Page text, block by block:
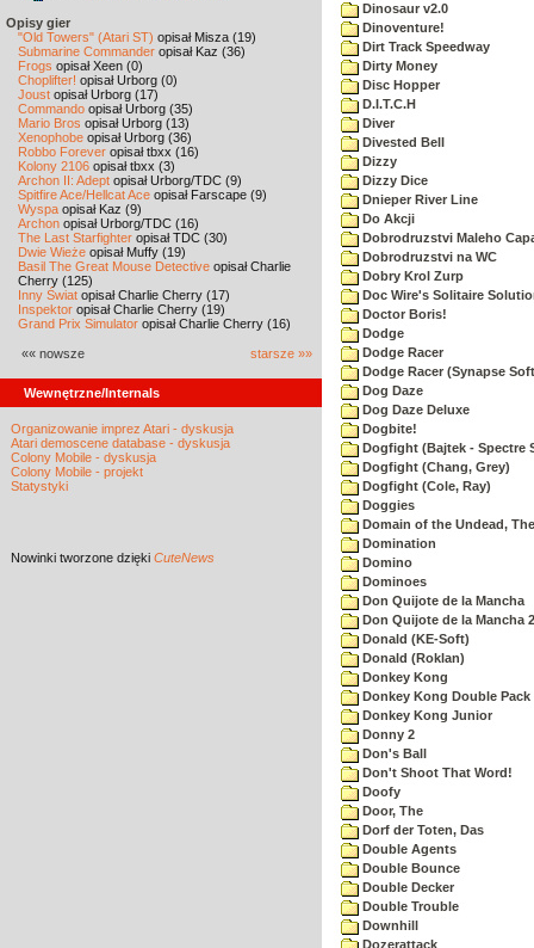
Opisy gier
"Old Towers" (Atari ST) opisał Misza (19)
Submarine Commander opisał Kaz (36)
Frogs opisał Xeen (0)
Choplifter! opisał Urborg (0)
Joust opisał Urborg (17)
Commando opisał Urborg (35)
Mario Bros opisał Urborg (13)
Xenophobe opisał Urborg (36)
Robbo Forever opisał tbxx (16)
Kolony 2106 opisał tbxx (3)
Archon II: Adept opisał Urborg/TDC (9)
Spitfire Ace/Hellcat Ace opisał Farscape (9)
Wyspa opisał Kaz (9)
Archon opisał Urborg/TDC (16)
The Last Starfighter opisał TDC (30)
Dwie Wieże opisał Muffy (19)
Basil The Great Mouse Detective opisał Charlie
Cherry (125)
Inny Świat opisał Charlie Cherry (17)
Inspektor opisał Charlie Cherry (19)
Grand Prix Simulator opisał Charlie Cherry (16)
«« nowsze starsze »»
Wewnętrzne/Internals
Organizowanie imprez Atari - dyskusja
Atari demoscene database - dyskusja
Colony Mobile - dyskusja
Colony Mobile - projekt
Statystyki
Nowinki tworzone dzięki CuteNews
Dinosaur v2.0
Dinoventure!
Dirt Track Speedway
Dirty Money
Disc Hopper
D.I.T.C.H
Diver
Divested Bell
Dizzy
Dizzy Dice
Dnieper River Line
Do Akcji
Dobrodruzstvi Maleho
Dobrodruzstvi na WC
Dobry Krol Zurp
Doc Wire's Solitaire
Doctor Boris!
Dodge
Dodge Racer
Dodge Racer (Synapse
Dog Daze
Dog Daze Deluxe
Dogbite!
Dogfight (Bajtek - Spectre
Dogfight (Chang, Grey)
Dogfight (Cole, Ray)
Doggies
Domain of the Undead, The
Domination
Domino
Dominoes
Don Quijote de la Mancha
Don Quijote de la Mancha 2
Donald (KE-Soft)
Donald (Roklan)
Donkey Kong
Donkey Kong Double Pack
Donkey Kong Junior
Donny 2
Don's Ball
Don't Shoot That Word!
Doofy
Door, The
Dorf der Toten, Das
Double Agents
Double Bounce
Double Decker
Double Trouble
Downhill
Dozerattack